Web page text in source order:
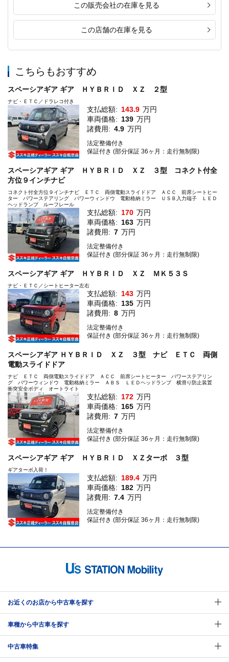
この販売会社の在庫を見る
この店舗の在庫を見る
こちらもおすすめ
スペーシアギア ギア ＨＹＢＲＩＤ ＸＺ ２型
ナビ・ＥＴＣ／ドラレコ付き
支払総額: 143.9 万円
車両価格: 139 万円
諸費用: 4.9 万円
法定整備付き
保証付き (部分保証 36ヶ月：走行無制限)
スペーシアギア ギア ＨＹＢＲＩＤ ＸＺ ３型 コネクト付全
方位９インチナビ
コネクト付全方位９インチナビ ＥＴＣ 両側電動スライドドア ＡＣＣ 前席シートヒー
ター パワーステアリング パワーウィンドウ 電動格納ミラー ＵＳＢ入力端子 ＬＥＤ
ヘッドランプ ルーフレール
支払総額: 170 万円
車両価格: 163 万円
諸費用: 7 万円
法定整備付き
保証付き (部分保証 36ヶ月：走行無制限)
スペーシアギア ギア ＨＹＢＲＩＤ ＸＺ ＭＫ５３Ｓ
ナビ・ＥＴＣ／シートヒーター左右
支払総額: 143 万円
車両価格: 135 万円
諸費用: 8 万円
法定整備付き
保証付き (部分保証 36ヶ月：走行無制限)
スペーシアギア ＨＹＢＲＩＤ ＸＺ ３型 ナビ ＥＴＣ 両側
電動スライドドア
ナビ ＥＴＣ 両側電動スライドドア ＡＣＣ 前席シートヒーター パワーステアリン
グ パワーウィンドウ 電動格納ミラー ＡＢＳ ＬＥＤヘッドランプ 横滑り防止装置
衝突安全ボディ オートライト
支払総額: 172 万円
車両価格: 165 万円
諸費用: 7 万円
法定整備付き
保証付き (部分保証 36ヶ月：走行無制限)
スペーシアギア ギア ＨＹＢＲＩＤ ＸＺターボ ３型
ギアターボ入荷！
支払総額: 189.4 万円
車両価格: 182 万円
諸費用: 7.4 万円
法定整備付き
保証付き (部分保証 36ヶ月：走行無制限)
お近くのお店から中古車を探す
車種から中古車を探す
中古車特集